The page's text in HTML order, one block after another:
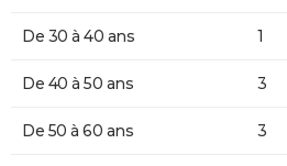
De 30 à 40 ans 1
De 40 à 50 ans 3
De 50 à 60 ans 3